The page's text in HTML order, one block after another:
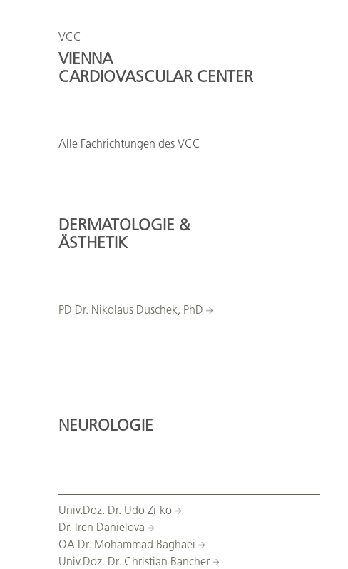
VCC
VIENNA
CARDIOVASCULAR CENTER
Alle Fachrichtungen des VCC
DERMATOLOGIE &
ÄSTHETIK
PD Dr. Nikolaus Duschek, PhD
NEUROLOGIE
Univ.Doz. Dr. Udo Zifko
Dr. Iren Danielova
OA Dr. Mohammad Baghaei
Univ.Doz. Dr. Christian Bancher